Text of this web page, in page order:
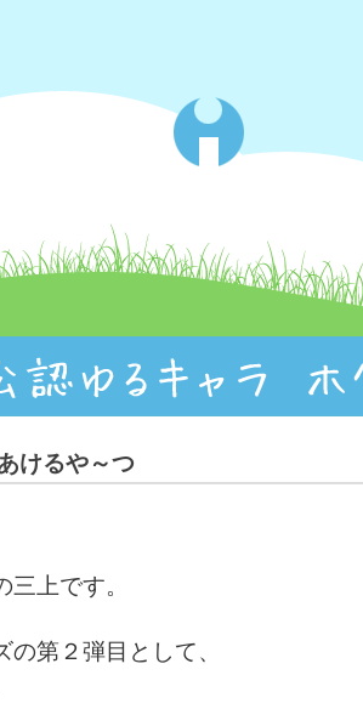
けるや～つ
上です。
第２弾目として、